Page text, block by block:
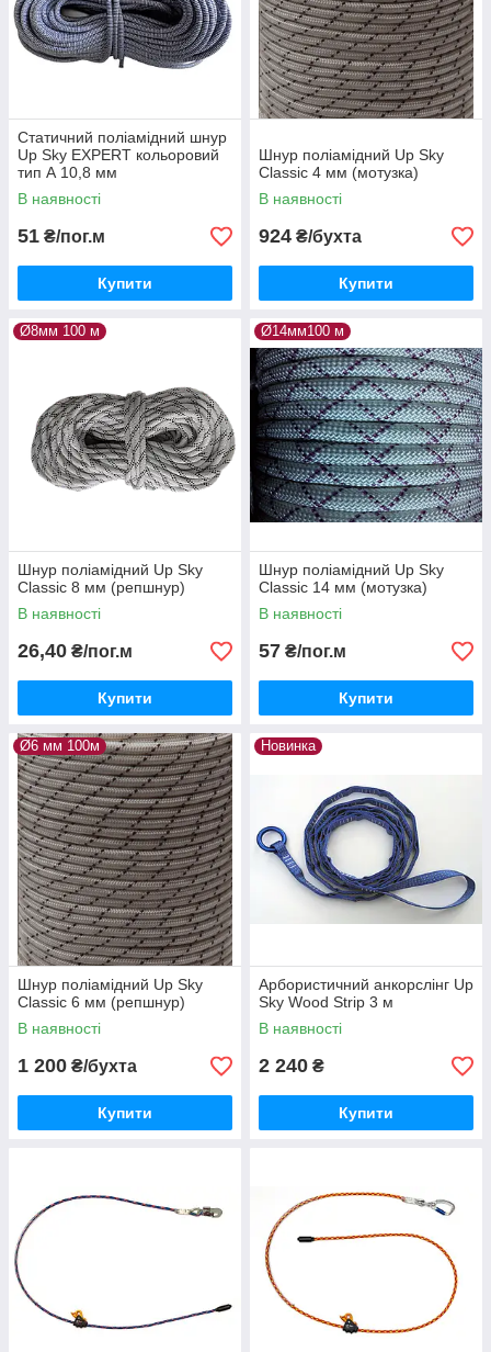
Статичний поліамідний шнур
Up Sky EXPERT кольоровий
тип А 10,8 мм
В наявності
51 ₴/пог.м
Купити
Шнур поліамідний Up Sky
Classic 4 мм (мотузка)
В наявності
924 ₴/бухта
Купити
Ø8мм 100 м
Шнур поліамідний Up Sky
Classic 8 мм (репшнур)
В наявності
26,40 ₴/пог.м
Купити
Ø14мм100 м
Шнур поліамідний Up Sky
Classic 14 мм (мотузка)
В наявності
57 ₴/пог.м
Купити
Ø6 мм 100м
Шнур поліамідний Up Sky
Classic 6 мм (репшнур)
В наявності
1 200 ₴/бухта
Купити
Новинка
Арбористичний анкорслінг Up
Sky Wood Strip 3 м
В наявності
2 240 ₴
Купити